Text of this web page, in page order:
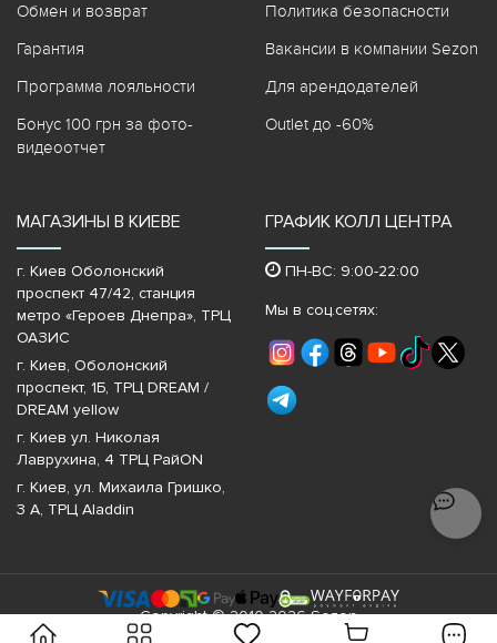
Обмен и возврат
Гарантия
Программа лояльности
Бонус 100 грн за фото-
видеоотчет
Политика безопасности
Вакансии в компании Sezon
Для арендодателей
Outlet до -60%
МАГАЗИНЫ В КИЕВЕ
г. Киев Оболонский
проспект 47/42, станция
метро «Героев Днепра»‎, ТРЦ
ОАЗИС
г. Киев, Оболонский
проспект, 1Б, ТРЦ DREAM /
DREAM yellow
г. Киев ул. Николая
Лаврухина, 4 ТРЦ РайON
г. Киев, ул. Михаила Гришко,
3 А, ТРЦ Aladdin
ГРАФИК КОЛЛ ЦЕНТРА
ПН-ВС: 9:00-22:00
Мы в соц.сетях:
Copyright © 2010-2026 Sezon